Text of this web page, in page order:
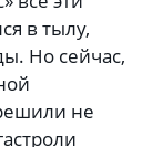
в тылу,
Но сейчас,
не